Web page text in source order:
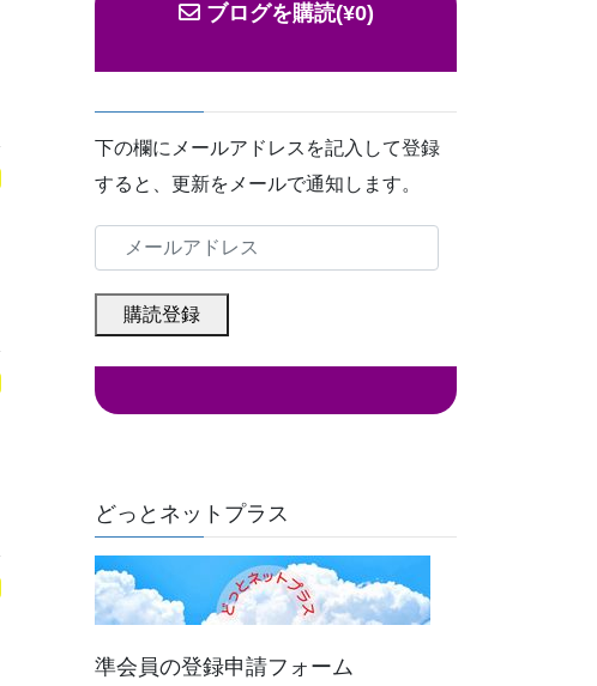
ブログを購読(¥0)
下の欄にメールアドレスを記入して登録
すると、更新をメールで通知します。
ー
レ
購読登録
どっとネットプラス
準会員の登録申請フォーム